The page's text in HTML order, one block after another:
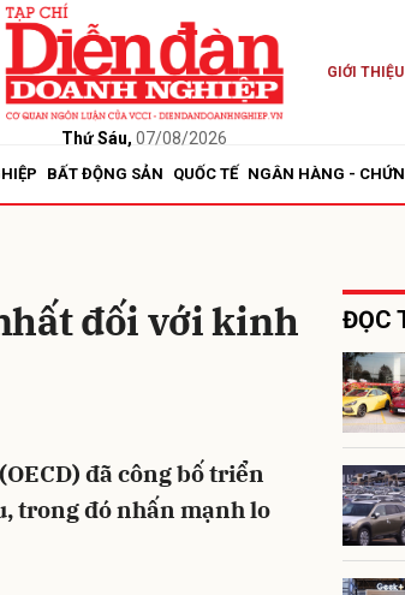
Thứ Sáu, 07/08/2026
GIỚI THIỆU
BẤT ĐỘNG SẢN QUỐC TẾ NGÂN HÀNG -
đối với kinh
đã công bố triển
trong đó nhấn mạnh lo
ĐỌC